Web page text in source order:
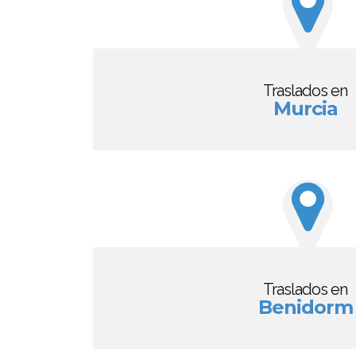
Traslados en
Murcia
Traslados en
Benidorm